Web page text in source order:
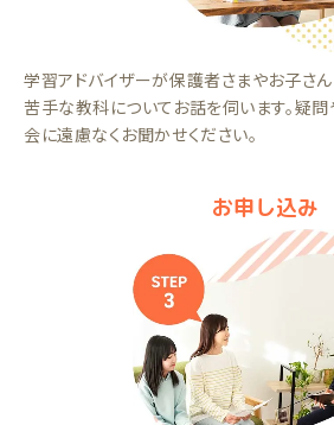
学習アドバイザーが保護者さまやお子さ
苦手な教科についてお話を伺います。疑
会に遠慮なくお聞かせください。
お申し込み